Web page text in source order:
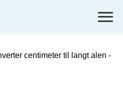
centimeter til langt alen -